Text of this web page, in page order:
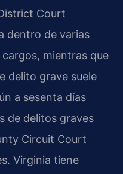
Court
dentro de varias
mientras que
delito grave suele
a sesenta días
de delitos graves
Circuit Court
Virginia tiene